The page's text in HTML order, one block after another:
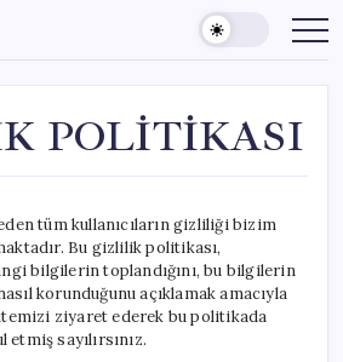
POLİTİKASI
tüm kullanıcıların gizliliği bizim
Bu gizlilik politikası,
bilgilerin toplandığını, bu bilgilerin
korunduğunu açıklamak amacıyla
ziyaret ederek bu politikada
sayılırsınız.